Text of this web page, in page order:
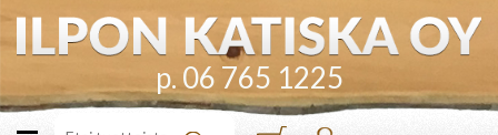
p. 06 765 1225